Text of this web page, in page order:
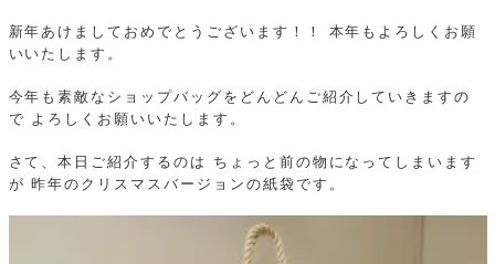
新年あけましておめでとうございます！！
本年もよろしくお願
いいたします。
今年も素敵なショップバッグをどんどんご紹介していきますの
で
よろしくお願いいたします。
さて、本日ご紹介するのは
ちょっと前の物になってしまいます
が 昨年のクリスマスバージョンの紙袋です。